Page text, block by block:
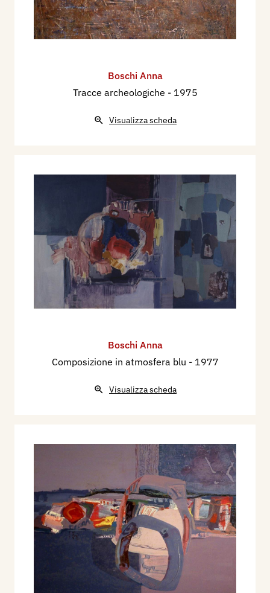
Boschi Anna
Tracce archeologiche - 1975
Visualizza scheda
Boschi Anna
Composizione in atmosfera blu - 1977
Visualizza scheda